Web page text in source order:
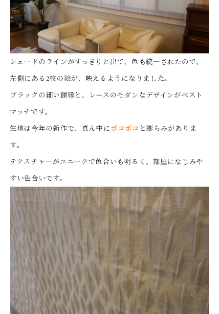
シェードのラインがすっきりと出て、色も統一されたので、
左側にある2枚の絵が、映えるようになりました。
ブラックの細い額縁と、レースのモダンなデザインがベスト
マッチです。
生地は今年の新作で、真ん中に ポコポコ と膨らみがありま
す。
テクスチャーがユニークで色合いも明るく、部屋になじみや
すい色合いです。